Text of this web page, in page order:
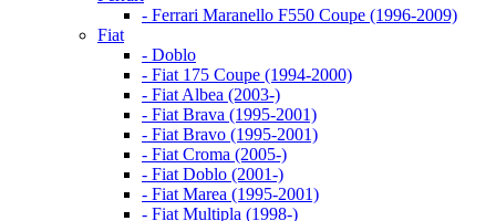
- Ferrari Maranello F550 Coupe (1996-2009)
Fiat
- Doblo
- Fiat 175 Coupe (1994-2000)
- Fiat Albea (2003-)
- Fiat Brava (1995-2001)
- Fiat Bravo (1995-2001)
- Fiat Croma (2005-)
- Fiat Doblo (2001-)
- Fiat Marea (1995-2001)
- Fiat Multipla (1998-)